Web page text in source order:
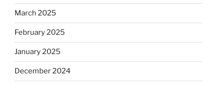
March 2025
February 2025
January 2025
December 2024